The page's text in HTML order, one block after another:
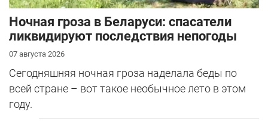
Ночная гроза в Беларуси: спасатели
ликвидируют последствия непогоды
07 августа 2026
Сегодняшняя ночная гроза наделала беды по
всей стране – вот такое необычное лето в этом
году.